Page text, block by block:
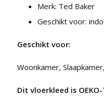
Merk: Ted Baker
Geschikt voor:
Geschikt voor:
Woonkamer,
Dit vloerkleed is